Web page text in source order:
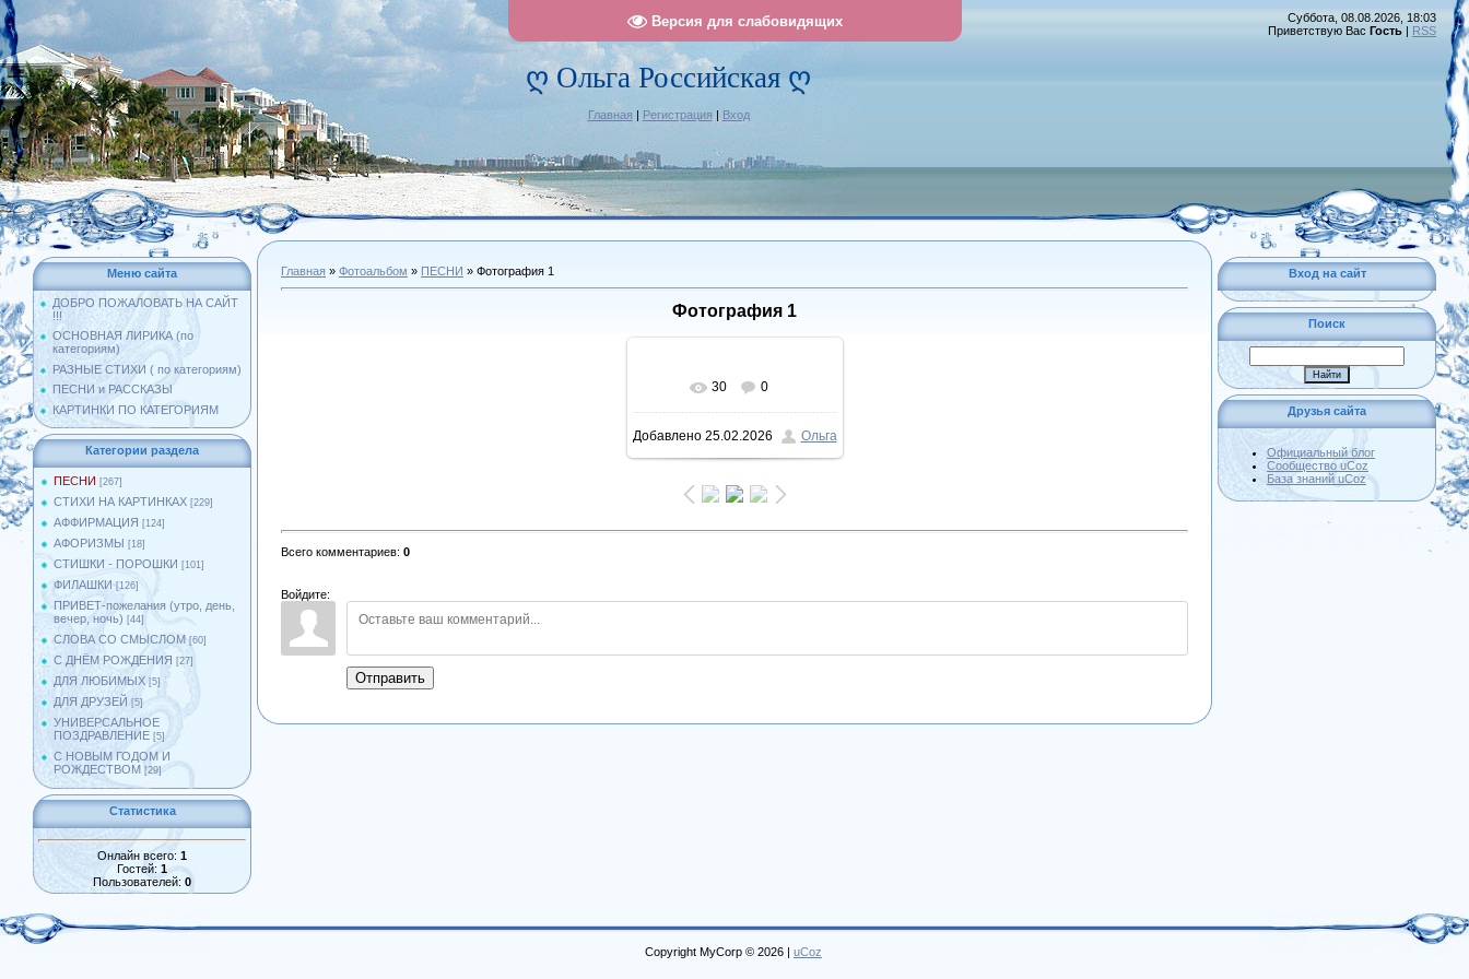
Версия для слабовидящих
ღ Ольга Российская ღ
Главная | Регистрация | Вход
Суббота, 08.08.2026, 18:03
Приветствую Вас Гость | RSS
Меню сайта
ДОБРО ПОЖАЛОВАТЬ НА САЙТ
!!!
ОСНОВНАЯ ЛИРИКА (по
категориям)
РАЗНЫЕ СТИХИ ( по категориям)
ПЕСНИ и РАССКАЗЫ
КАРТИНКИ ПО КАТЕГОРИЯМ
Категории раздела
ПЕСНИ [267]
СТИХИ НА КАРТИНКАХ [229]
АФФИРМАЦИЯ [124]
АФОРИЗМЫ [18]
СТИШКИ - ПОРОШКИ [101]
ФИЛАШКИ [126]
ПРИВЕТ-пожелания (утро, день,
вечер, ночь) [44]
СЛОВА СО СМЫСЛОМ [60]
С ДНЁМ РОЖДЕНИЯ [27]
ДЛЯ ЛЮБИМЫХ [5]
ДЛЯ ДРУЗЕЙ [5]
УНИВЕРСАЛЬНОЕ
ПОЗДРАВЛЕНИЕ [5]
С НОВЫМ ГОДОМ И
РОЖДЕСТВОМ [29]
Статистика
Онлайн всего: 1
Гостей: 1
Пользователей: 0
Главная » Фотоальбом » ПЕСНИ » Фотография 1
Фотография 1
В реальном размере
955x1221/ 348.5Kb
30 0
Добавлено25.02.2026 Ольга
Всего комментариев: 0
Войдите:
Отправить
Вход на сайт
Поиск
Друзья сайта
Официальный блог
Сообщество uCoz
База знаний uCoz
Copyright MyCorp © 2026 | uCoz